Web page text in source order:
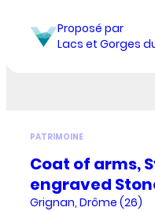
Proposé par
Lacs et Gorges
PATRIMOINE
Coat of arms,
engraved
Grignan, Drôme (26)